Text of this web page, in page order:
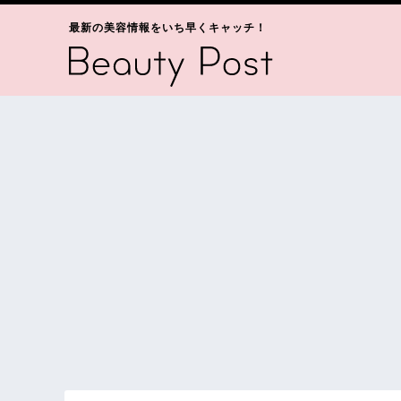
最新の美容情報をいち早くキャッチ！